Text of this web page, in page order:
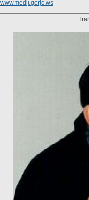
www.medjugorje.ws